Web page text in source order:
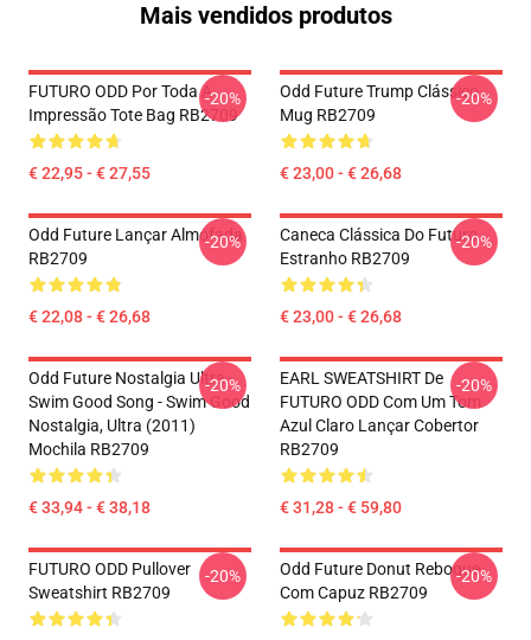
Mais vendidos produtos
FUTURO ODD Por Toda A
Impressão Tote Bag RB2709
€ 22,95 - € 27,55
-20%
Odd Future Trump Clássico
Mug RB2709
€ 23,00 - € 26,68
-20%
Odd Future Lançar Almofada
RB2709
€ 22,08 - € 26,68
-20%
Caneca Clássica Do Futuro
Estranho RB2709
€ 23,00 - € 26,68
-20%
Odd Future Nostalgia Ultra -
Swim Good Song - Swim Good
Nostalgia, Ultra (2011)
Mochila RB2709
€ 33,94 - € 38,18
-20%
EARL SWEATSHIRT De
FUTURO ODD Com Um Tom
Azul Claro Lançar Cobertor
RB2709
€ 31,28 - € 59,80
-20%
FUTURO ODD Pullover
Sweatshirt RB2709
-20%
Odd Future Donut Reboque
Com Capuz RB2709
-20%